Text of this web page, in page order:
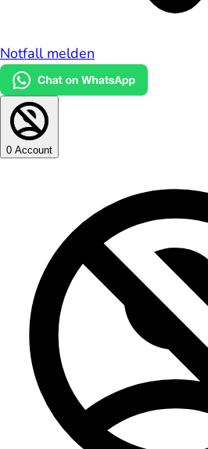
Notfall melden
0 Account